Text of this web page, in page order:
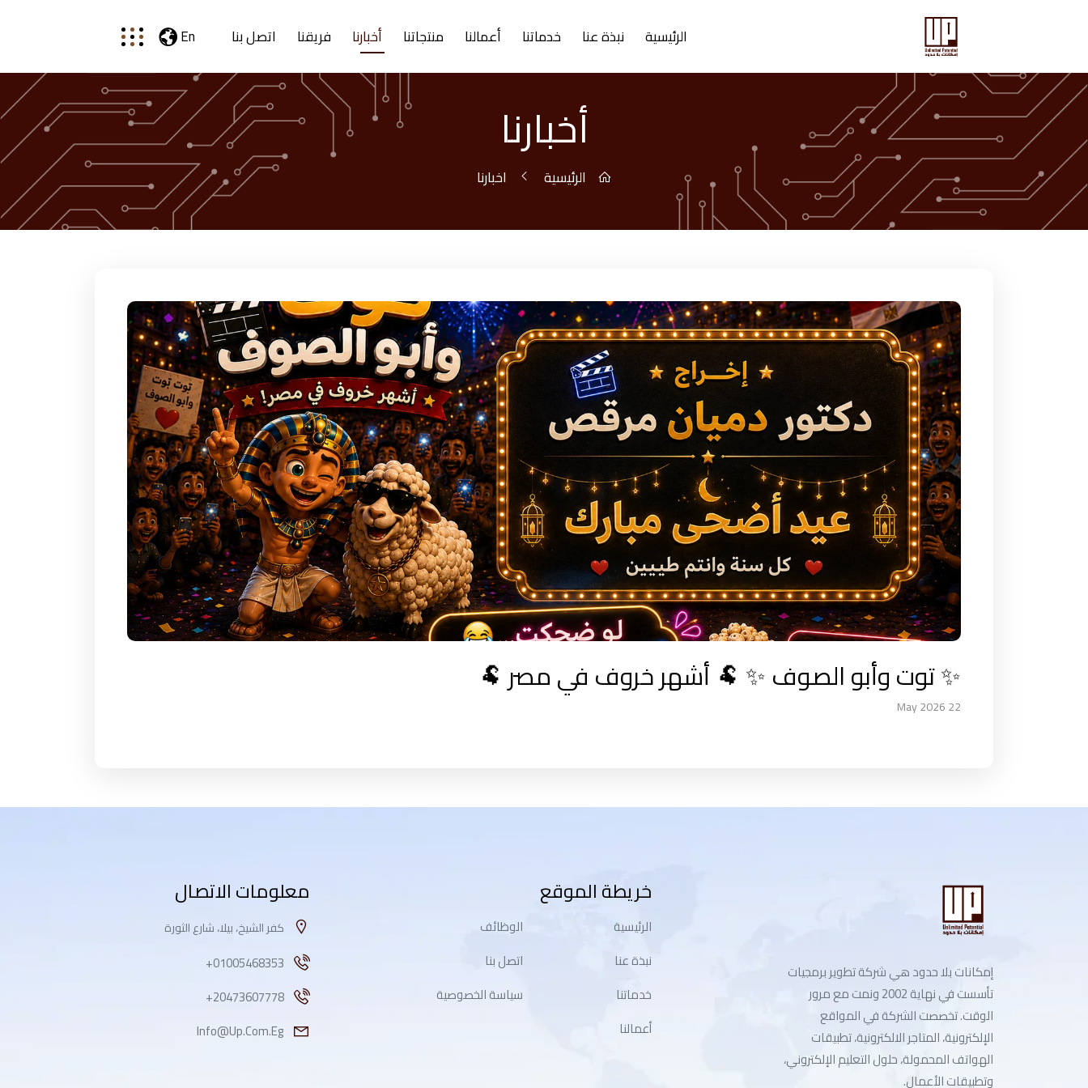
الرئيسية نبذة عنا خدماتنا أعمالنا منتجاتنا أخبارنا فريقنا اتصل بنا En
أخبارنا
الرئيسية اخبارنا
✨ توت وأبو الصوف ✨ 🐏 أشهر خروف في مصر 🐏
22 May 2026
إمكانات بلا حدود هي شركة تطوير برمجيات
تأسست في نهاية 2002 ونمت مع مرور
الوقت. تخصصت الشركة في المواقع
الإلكترونية، المتاجر الالكترونية، تطبيقات
الهواتف المحمولة، حلول التعليم الإلكتروني،
وتطبيقات الأعمال.
خريطة الموقع
الرئيسية
نبذة عنا
خدماتنا
أعمالنا
الوظائف
اتصل بنا
سياسة الخصوصية
معلومات الاتصال
كفر الشيخ، بيلا، شارع الثورة
01005468353+
20473607778+
Info@up.com.eg